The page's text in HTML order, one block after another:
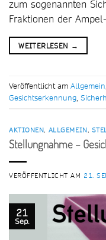
zum sogenannten
Fraktionen der
WEITERLESEN →
Veröffentlicht am Allgemein,
Gesichtserkennung,
AKTIONEN, ALLGEMEIN,
Stellungnahme –
VERÖFFENTLICHT AM 21.
21
Sep.